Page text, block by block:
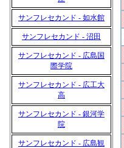
サンフレセカンド - 如水館
サンフレセカンド - 沼田
サンフレセカンド - 広島国
際学院
サンフレセカンド - 広工大
高
サンフレセカンド - 銀河学
院
サンフレセカンド - 広島観